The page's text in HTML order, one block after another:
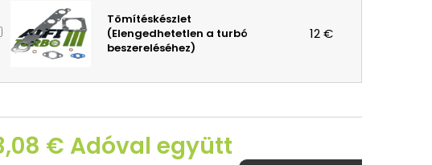
Tömítéskészlet
(Elengedhetetlen a turbó
beszereléséhez)
12 €
€ Adóval együtt